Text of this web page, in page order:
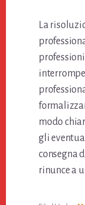
La
modo
gli
consegna
rinunce a